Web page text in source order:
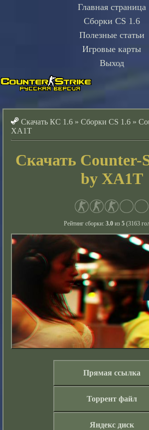
Главная страница
Сборки CS 1.6
Полезные статьи
Игровые карты
Выход
Скачать КС 1.6 »Сборки CS 1.6 »
XA1T
Скачать Counter-
by XA1T
Рейтинг сборки: 3.0из 5(3163
Прямая ссылка
Торрент файл
Яндекс диск